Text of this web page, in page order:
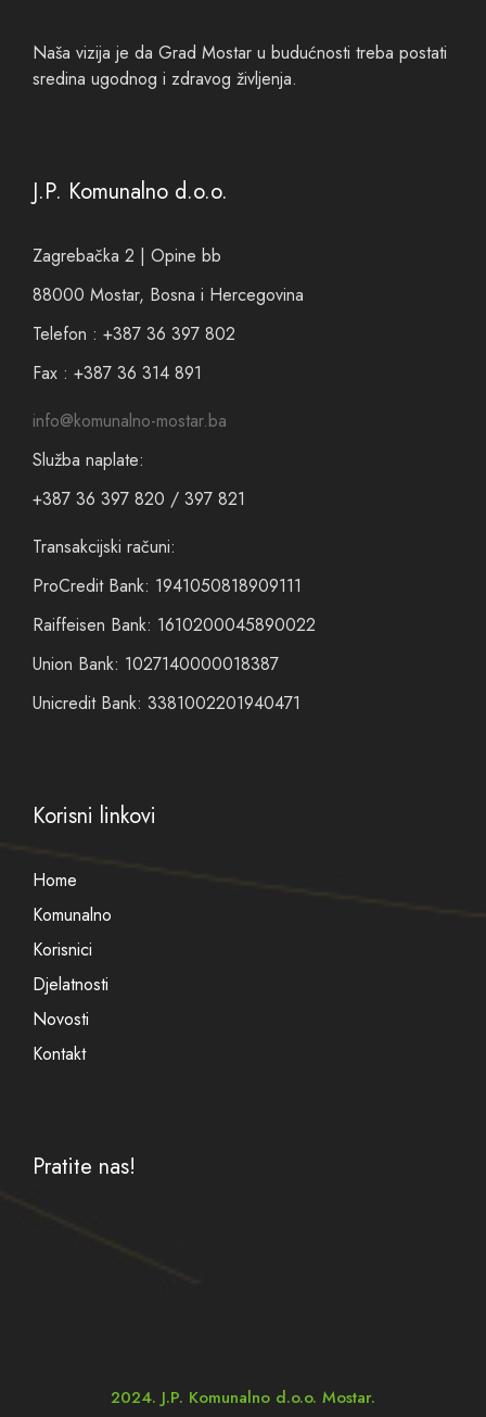
Naša vizija je da Grad Mostar u budućnosti treba postati
sredina ugodnog i zdravog življenja.
J.P. Komunalno d.o.o.
Zagrebačka 2 | Opine bb
88000 Mostar, Bosna i Hercegovina
Telefon : +387 36 397 802
Fax : +387 36 314 891
info@komunalno-mostar.ba
Služba naplate:
+387 36 397 820 / 397 821
Transakcijski računi:
ProCredit Bank: 1941050818909111
Raiffeisen Bank: 1610200045890022
Union Bank: 1027140000018387
Unicredit Bank: 3381002201940471
Korisni linkovi
Home
Komunalno
Korisnici
Djelatnosti
Novosti
Kontakt
Pratite nas!
2024. J.P. Komunalno d.o.o. Mostar.